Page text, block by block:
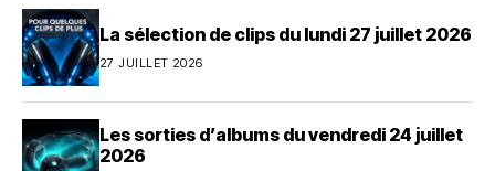
La sélection de clips du lundi 27 juillet 2026
27 JUILLET 2026
Les sorties d’albums du vendredi 24 juillet
2026